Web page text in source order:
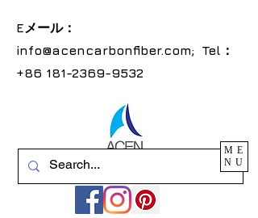
Eメール：
info@acencarbonfiber.com; Tel：
+86 181-2369-9532
ME
NU